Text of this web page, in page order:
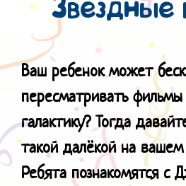
Звёздные
Ваш ребенок может
пересматривать
галактику? Тогда
такой далёкой на вашем
Ребята познакомятся с